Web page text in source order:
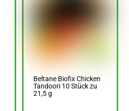
Beltane Biofix Chicken
Tandoori 10 Stück zu
21,5 g